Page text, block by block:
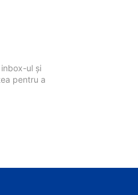
ul și
pentru a